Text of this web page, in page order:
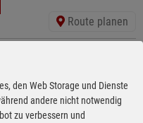
Route planen
Anfahrt
Route planen
den Web Storage und Dienste
andere nicht notwendig
zu verbessern und